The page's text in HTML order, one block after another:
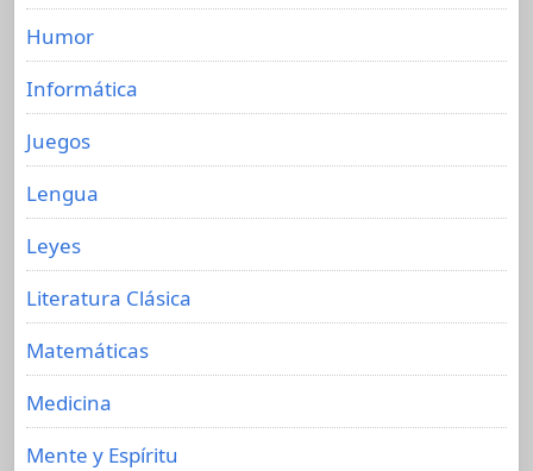
Humor
Informática
Juegos
Lengua
Leyes
Literatura Clásica
Matemáticas
Medicina
Mente y Espíritu